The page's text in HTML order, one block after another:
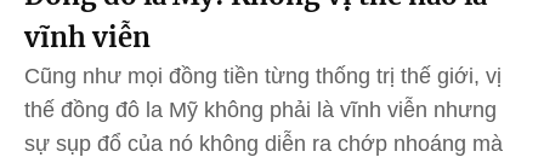
vĩnh viễn
Cũng như mọi đồng tiền từng thống trị thế giới, vị
thế đồng đô la Mỹ không phải là vĩnh viễn nhưng
sự sụp đổ của nó không diễn ra chớp nhoáng mà